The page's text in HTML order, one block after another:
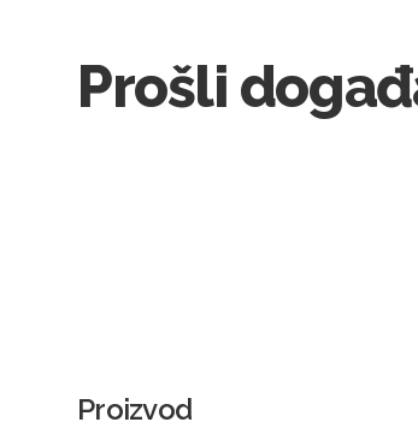
Prošli
Proizvod